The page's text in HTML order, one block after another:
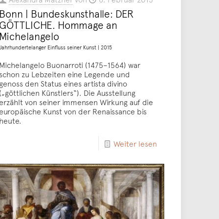
| Bundeskunsthalle: DER
Hommage an
Einfluss seiner Kunst | 2015
Buonarroti (1475–1564) war
zu Lebzeiten eine Legende und
den Status eines artista divino
Künstlers“). Die Ausstellung
von seiner immensen Wirkung auf die
Kunst von der Renaissance bis
Weiter lesen